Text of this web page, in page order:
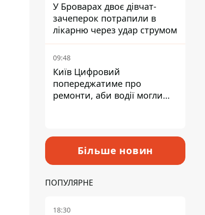
У Броварах двоє дівчат-
зачеперок потрапили в
лікарню через удар струмом
09:48
Київ Цифровий
попереджатиме про
ремонти, аби водії могли
Більше новин
ПОПУЛЯРНЕ
18:30